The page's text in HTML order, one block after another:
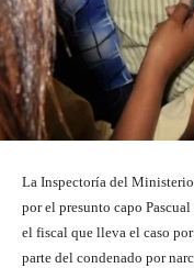
La Inspectoría del
por el presunto capo
el fiscal que lleva el caso
parte del condenado por